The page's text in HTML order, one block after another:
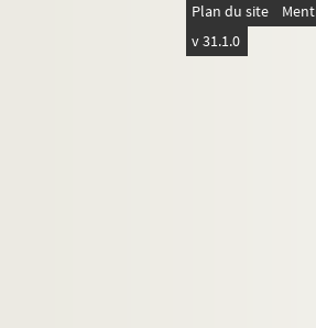
Plan du site
v 31.1.0